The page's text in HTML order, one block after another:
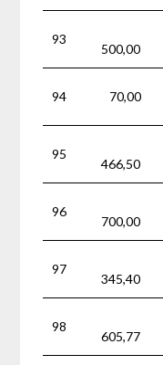
93
500,00
94 70,00
95
466,50
96
700,00
97
345,40
98
605,77